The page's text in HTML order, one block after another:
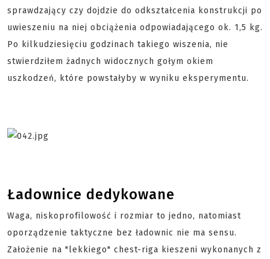
sprawdzający czy dojdzie do odkształcenia konstrukcji po
uwieszeniu na niej obciążenia odpowiadającego ok. 1,5 kg.
Po kilkudziesięciu godzinach takiego wiszenia, nie
stwierdziłem żadnych widocznych gołym okiem
uszkodzeń, które powstałyby w wyniku eksperymentu.
Ładownice dedykowane
Waga, niskoprofilowość i rozmiar to jedno, natomiast
oporządzenie taktyczne bez ładownic nie ma sensu.
Założenie na "lekkiego" chest-riga kieszeni wykonanych z